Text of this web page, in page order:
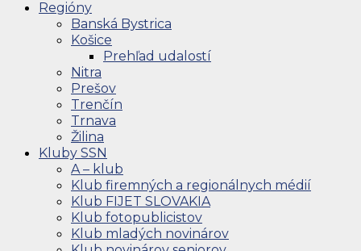
Regióny
Banská Bystrica
Košice
Prehľad udalostí
Nitra
Prešov
Trenčín
Trnava
Žilina
Kluby SSN
A – klub
Klub firemných a regionálnych médií
Klub FIJET SLOVAKIA
Klub fotopublicistov
Klub mladých novinárov